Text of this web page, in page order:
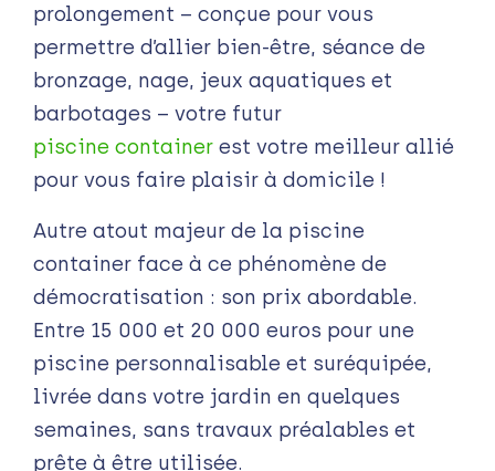
prolongement – conçue pour vous
permettre d’allier bien-être, séance de
bronzage, nage, jeux aquatiques et
barbotages – votre futur
piscine container est votre meilleur allié
pour vous faire plaisir à domicile !
Autre atout majeur de la piscine
container face à ce phénomène de
démocratisation : son prix abordable.
Entre 15 000 et 20 000 euros pour une
piscine personnalisable et suréquipée,
livrée dans votre jardin en quelques
semaines, sans travaux préalables et
prête à être utilisée.